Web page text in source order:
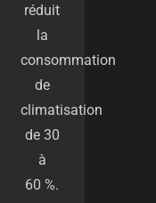
réduit
la
consommation
de
climatisation
de 30
à
60 %.